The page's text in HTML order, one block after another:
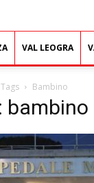
VAL LEOGRA
Tags Bambino
bambino